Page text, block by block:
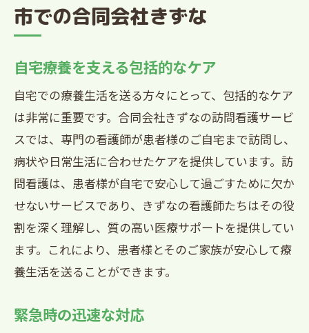
市での合同会社きずな
自宅療養を支える包括的なケア
自宅での療養生活を送る方々にとって、包括的なケア
は非常に重要です。合同会社きずなの訪問看護サービ
スでは、専門の看護師が患者様のご自宅まで訪問し、
病状や日常生活に合わせたケアを提供しています。訪
問看護は、患者様が自宅で安心して過ごすために欠か
せないサービスであり、きずなの看護師たちはその役
割を深く理解し、質の高い医療サポートを提供してい
ます。これにより、患者様とそのご家族が安心して療
養生活を送ることができます。
緊急時の迅速な対応